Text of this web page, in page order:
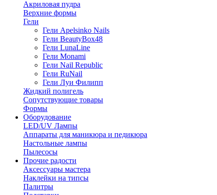
Акриловая пудра
Верхние формы
Гели
Гели Apelsinko Nails
Гели BeautyBox48
Гели LunaLine
Гели Monami
Гели Nail Republic
Гели RuNail
Гели Луи Филипп
Жидкий полигель
Сопутствующие товары
Формы
Оборудование
LED/UV Лампы
Аппараты для маникюра и педикюра
Настольные лампы
Пылесосы
Прочие радости
Аксессуары мастера
Наклейки на типсы
Палитры